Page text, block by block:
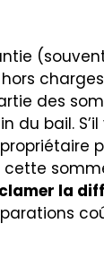
des
du bail.
la